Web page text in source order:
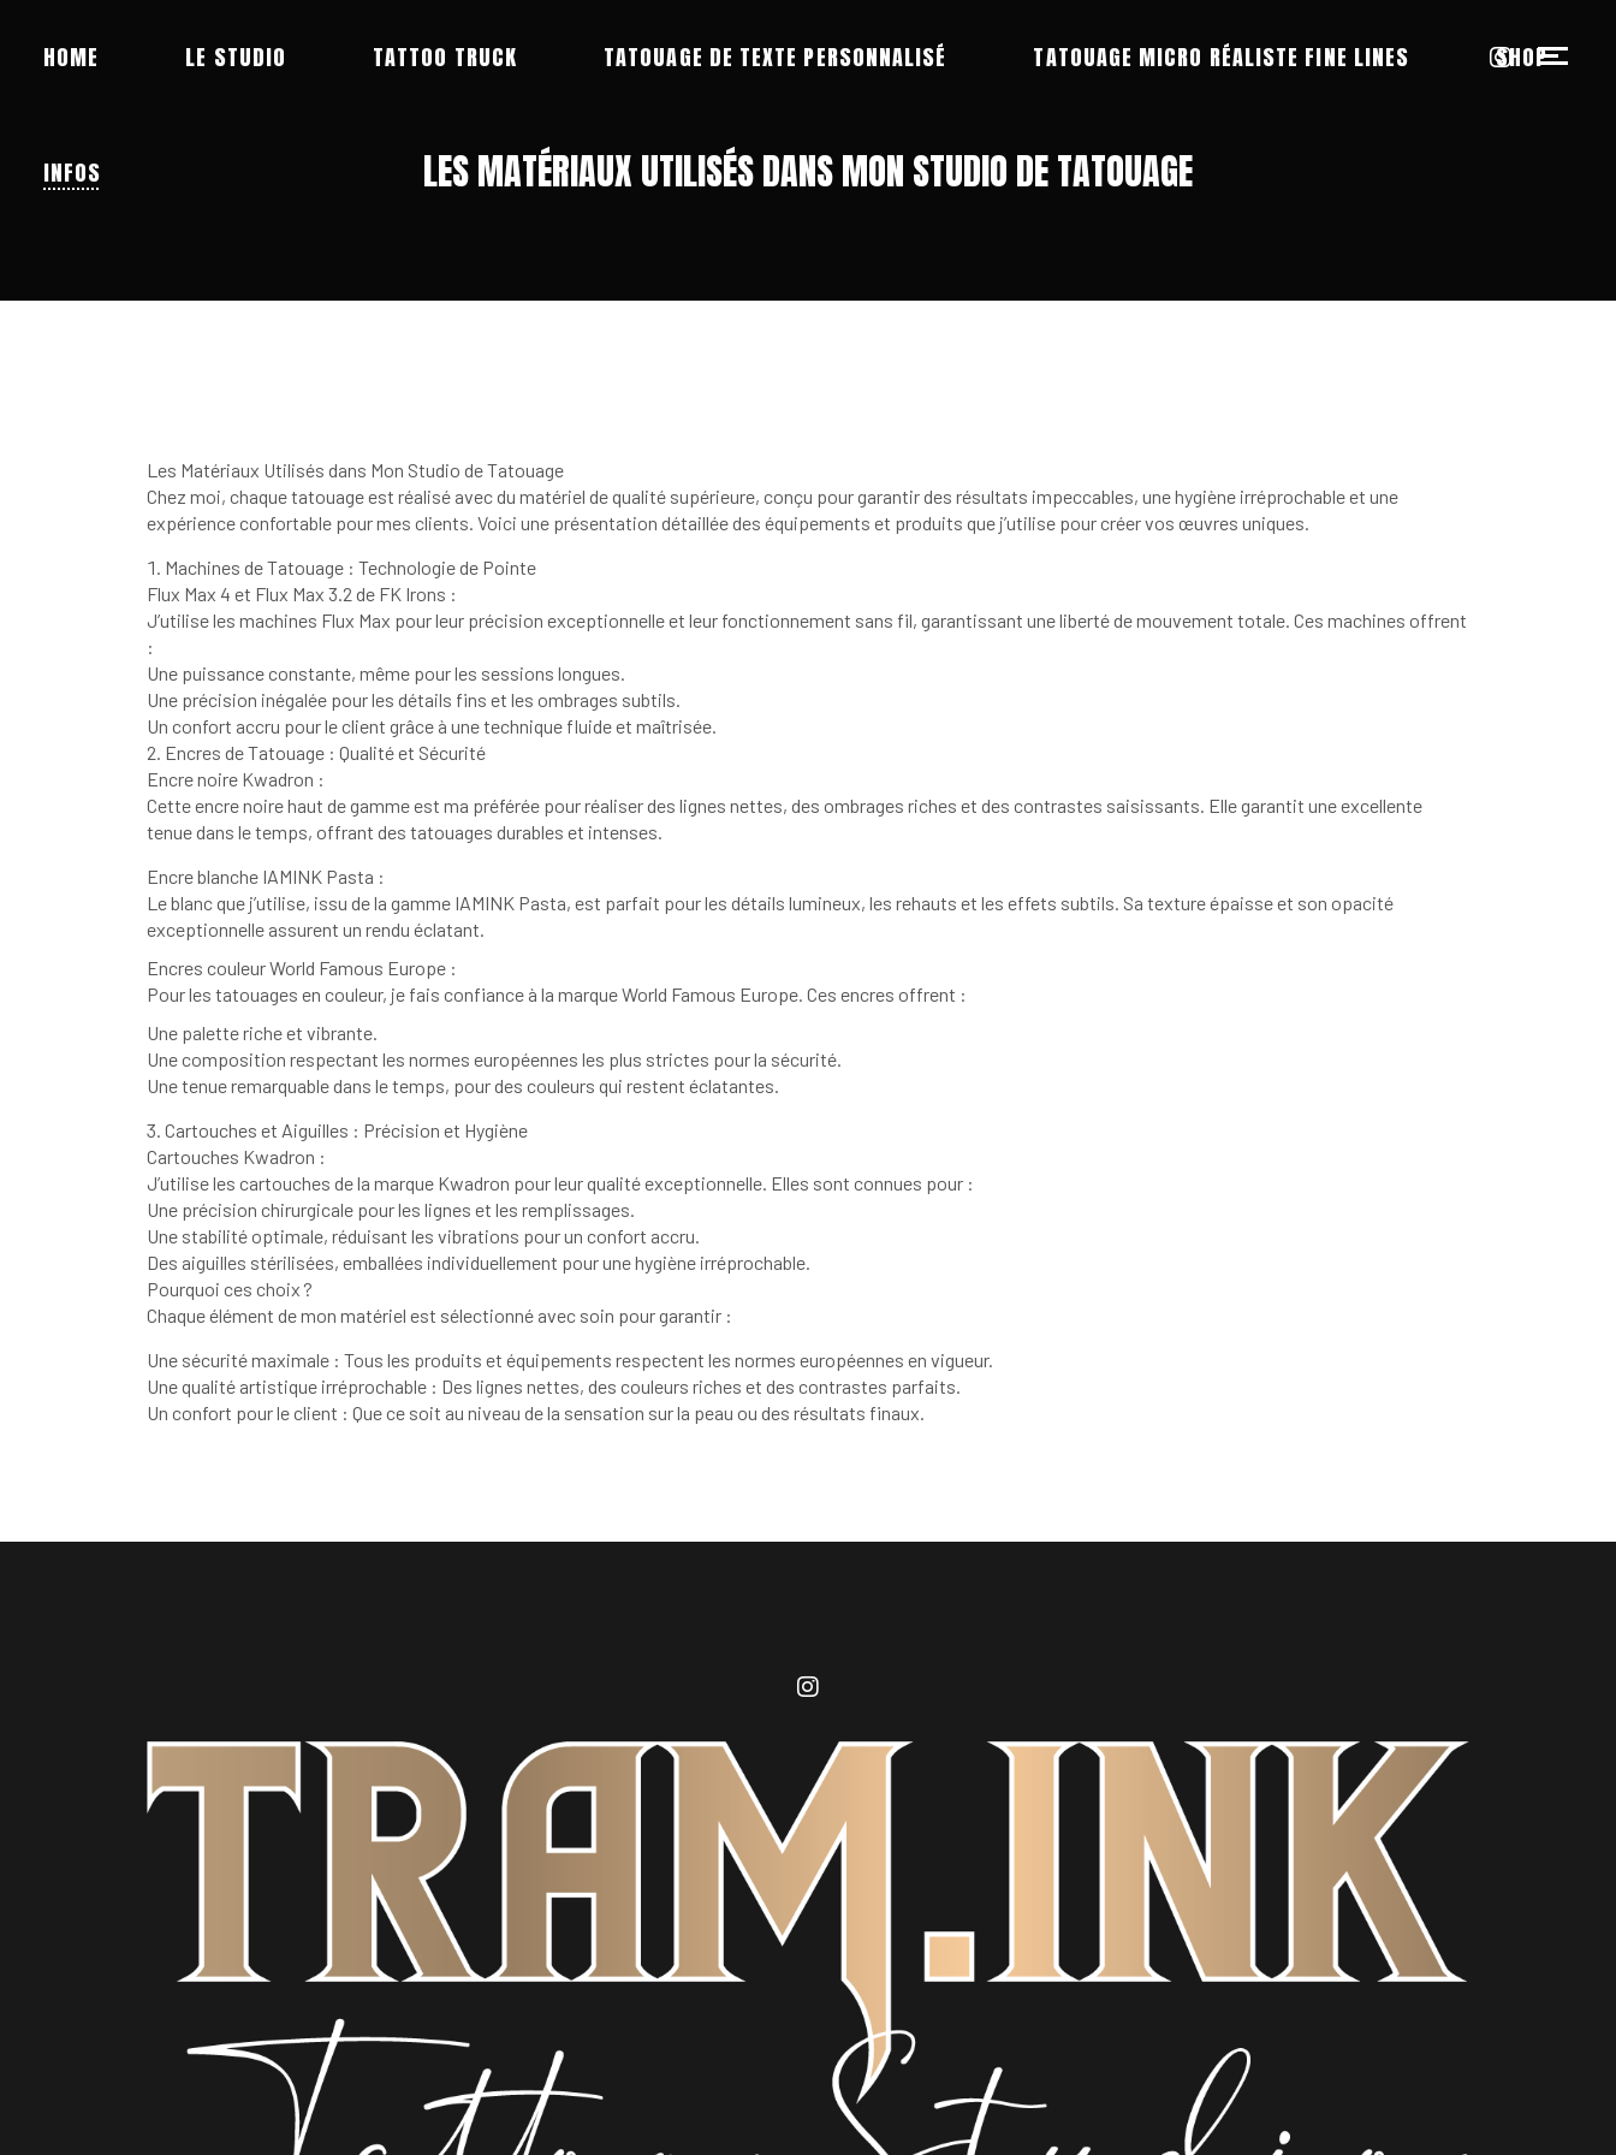
HOME LE STUDIO TATTOO TRUCK TATOUAGE DE TEXTE PERSONNALISÉ TATOUAGE MICRO RÉALISTE FINE LINES SHOP
INFOS LES MATÉRIAUX UTILISÉS DANS MON STUDIO DE TATOUAGE
Les Matériaux Utilisés dans Mon Studio de Tatouage
Chez moi, chaque tatouage est réalisé avec du matériel de qualité supérieure, conçu pour garantir des résultats impeccables, une hygiène irréprochable et une
expérience confortable pour mes clients. Voici une présentation détaillée des équipements et produits que j’utilise pour créer vos œuvres uniques.
Machines de Tatouage : Technologie de Pointe
Flux Max 4 et Flux Max 3.2 de FK Irons :
J’utilise les machines Flux Max pour leur précision exceptionnelle et leur fonctionnement sans fil, garantissant une liberté de mouvement totale. Ces machines offrent
:
Une puissance constante, même pour les sessions longues.
Une précision inégalée pour les détails fins et les ombrages subtils.
Un confort accru pour le client grâce à une technique fluide et maîtrisée.
Encres de Tatouage : Qualité et Sécurité
Encre noire Kwadron :
Cette encre noire haut de gamme est ma préférée pour réaliser des lignes nettes, des ombrages riches et des contrastes saisissants. Elle garantit une excellente
tenue dans le temps, offrant des tatouages durables et intenses.
Encre blanche IAMINK Pasta :
Le blanc que j’utilise, issu de la gamme IAMINK Pasta, est parfait pour les détails lumineux, les rehauts et les effets subtils. Sa texture épaisse et son opacité
exceptionnelle assurent un rendu éclatant.
Encres couleur World Famous Europe :
Pour les tatouages en couleur, je fais confiance à la marque World Famous Europe. Ces encres offrent :
Une palette riche et vibrante.
Une composition respectant les normes européennes les plus strictes pour la sécurité.
Une tenue remarquable dans le temps, pour des couleurs qui restent éclatantes.
Cartouches et Aiguilles : Précision et Hygiène
Cartouches Kwadron :
J’utilise les cartouches de la marque Kwadron pour leur qualité exceptionnelle. Elles sont connues pour :
Une précision chirurgicale pour les lignes et les remplissages.
Une stabilité optimale, réduisant les vibrations pour un confort accru.
Des aiguilles stérilisées, emballées individuellement pour une hygiène irréprochable.
Pourquoi ces choix ?
Chaque élément de mon matériel est sélectionné avec soin pour garantir :
Une sécurité maximale : Tous les produits et équipements respectent les normes européennes en vigueur.
Une qualité artistique irréprochable : Des lignes nettes, des couleurs riches et des contrastes parfaits.
Un confort pour le client : Que ce soit au niveau de la sensation sur la peau ou des résultats finaux.